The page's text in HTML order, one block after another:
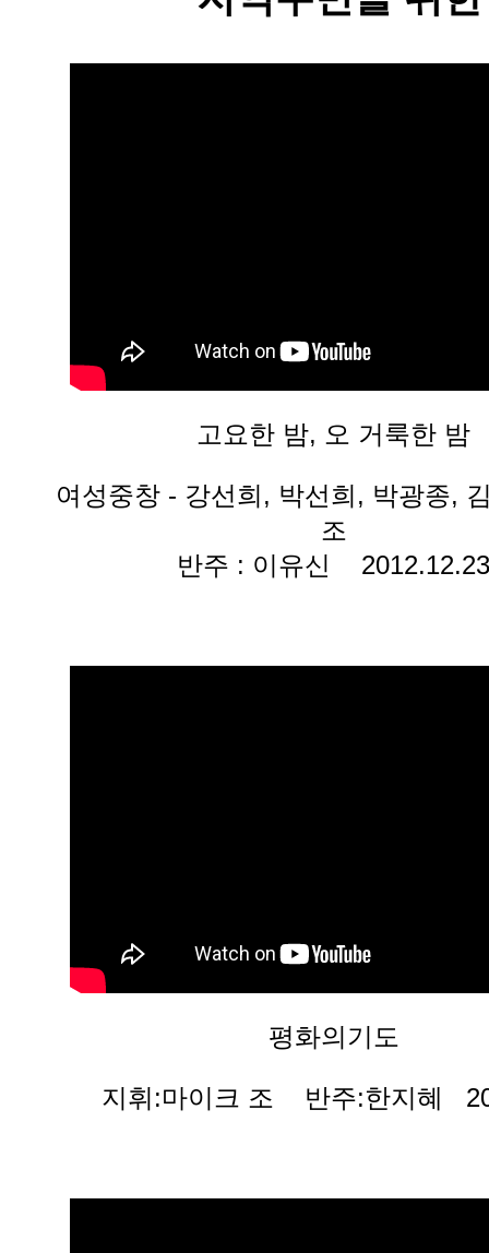
고요한 밤, 오 거룩한 밤
여성중창 - 강선희, 박선희, 박광종,
조
반주 : 이유신 2012.12.23
평화의기도
지휘:마이크 조 반주:한지혜